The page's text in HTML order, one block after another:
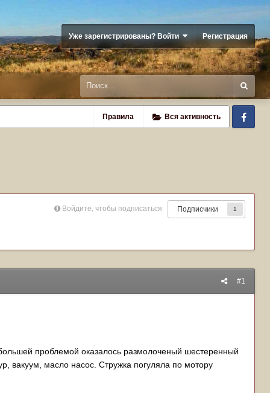
Уже зарегистрированы? Войти Регистрация
Правила Вся активность
Войдите, чтобы подписаться Подписчики 1
#1
проблемой оказалось размолоченый шестеренный
вакуум, масло насос. Стружка погуляла по мотору